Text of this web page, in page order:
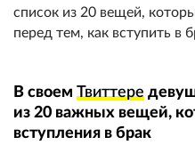
список из 20 вещей,
перед тем, как вступить в
В своем Твиттере
из 20 важных вещей,
вступления в брак